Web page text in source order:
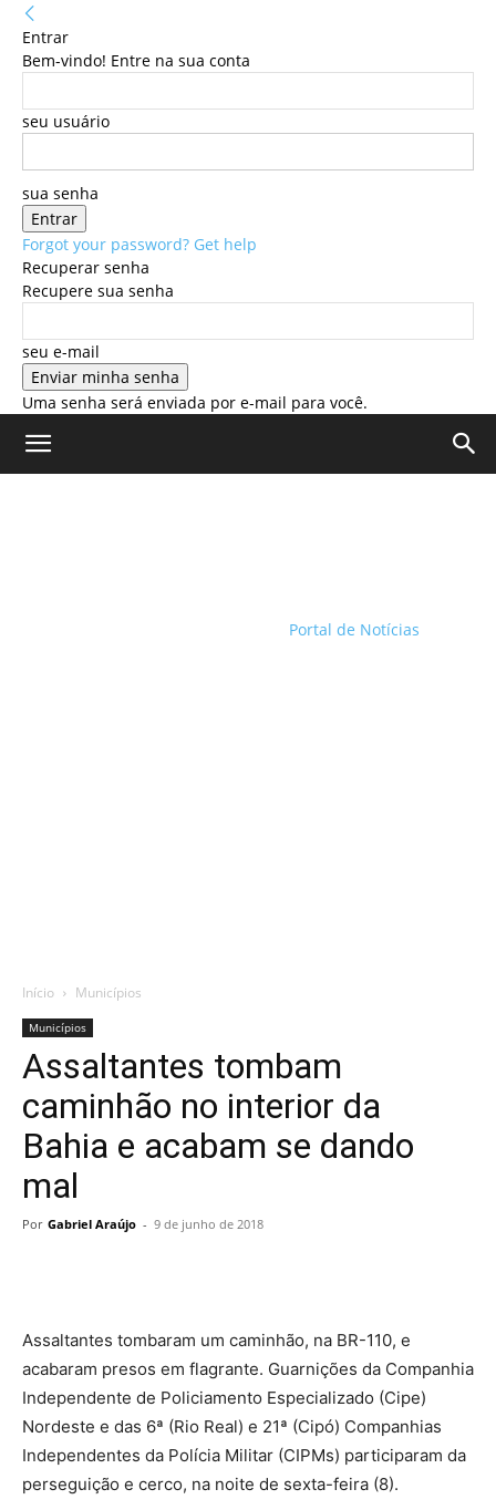
Entrar
Bem-vindo! Entre na sua conta
seu usuário
sua senha
Forgot your password? Get help
Recuperar senha
Recupere sua senha
seu e-mail
Uma senha será enviada por e-mail para você.
Portal de Notícias
Início Municípios
Municípios
Assaltantes tombam
caminhão no interior da
Bahia e acabam se dando
mal
Por Gabriel Araújo - 9 de junho de 2018
Assaltantes tombaram um caminhão, na BR-110, e
acabaram presos em flagrante. Guarnições da Companhia
Independente de Policiamento Especializado (Cipe)
Nordeste e das 6ª (Rio Real) e 21ª (Cipó) Companhias
Independentes da Polícia Militar (CIPMs) participaram da
perseguição e cerco, na noite de sexta-feira (8).